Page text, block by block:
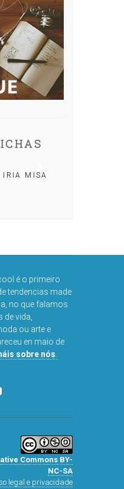
IRIA MISA
é o primeiro
tendencias made
no que falamos
de vida,
ou arte e
en maio de
sobre nós
Commons BY-
NC-SA
legal e privacidade